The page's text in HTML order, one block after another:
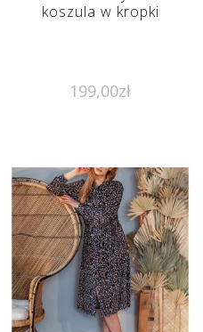
koszula w kropki
199,00zł